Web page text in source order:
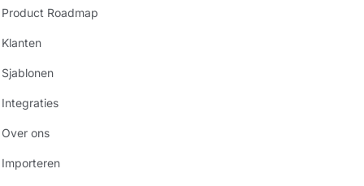
Product Roadmap
Klanten
Sjablonen
Integraties
Over ons
Importeren